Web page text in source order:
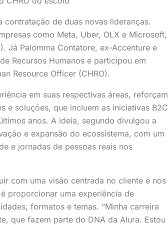
de duas novas lideranças.
como Meta, Uber, OLX e Microsoft,
Já Palomma Contatore, ex-Accenture e
Recursos Humanos e participou em
Resource Officer (CHRO).
em suas respectivas áreas, reforçam
e soluções, que incluem as iniciativas B2C
anos. A ideia, segundo divulgou a
e expansão do ecossistema, com um
e jornadas de pessoas reais nos
com uma visão centrada no cliente e nos
proporcionar uma experiência de
formatos e temas. “Minha carreira
que fazem parte do DNA da Alura. Estou